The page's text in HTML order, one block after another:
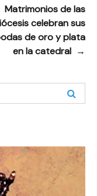
Matrimonios de las
celebran sus
de oro y plata
en la catedral →